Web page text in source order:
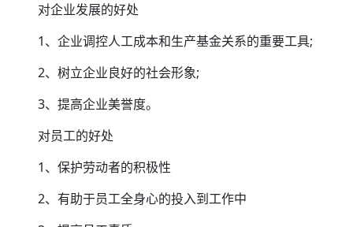
对企业发展的好处
1、企业调控人工成本和生产基金关系的重要工具;
2、树立企业良好的社会形象;
3、提高企业美誉度。
对员工的好处
1、保护劳动者的积极性
2、有助于员工全身心的投入到工作中